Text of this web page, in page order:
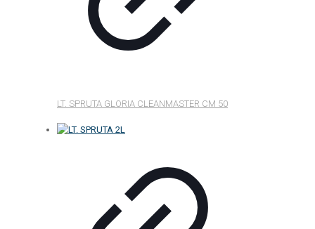
LT. SPRUTA GLORIA CLEANMASTER CM 50